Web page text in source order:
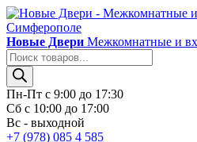
Новые Двери Межкомнатные и
Поиск
товаров
Пн-Пт с 9:00 до 17:30
Сб с 10:00 до 17:00
Вс - выходной
+7 (978) 085 4 585